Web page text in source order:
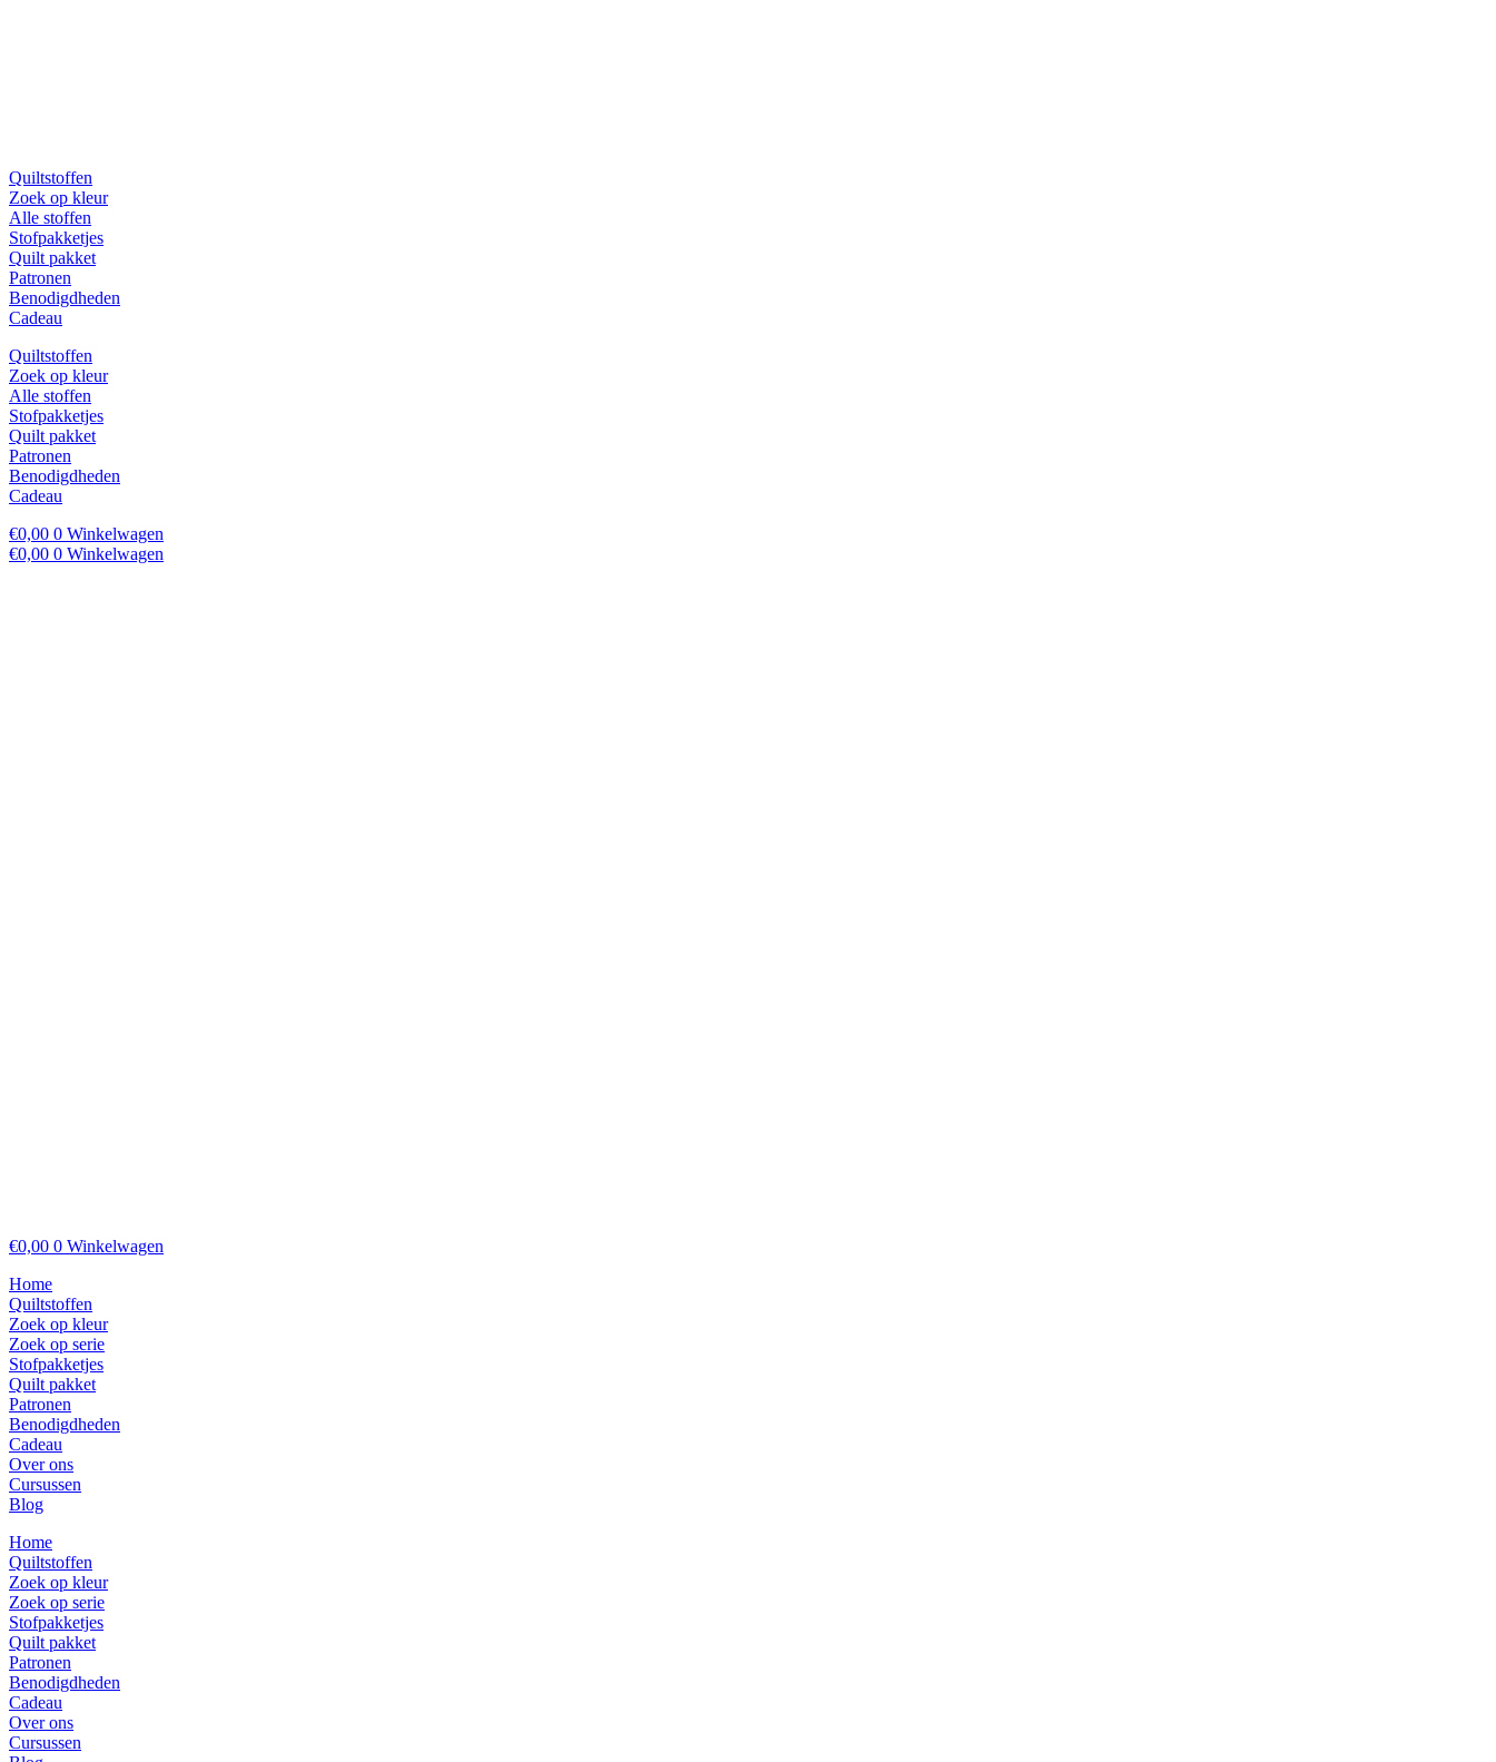
Quiltstoffen
Zoek op kleur
Alle stoffen
Stofpakketjes
Quilt pakket
Patronen
Benodigdheden
Cadeau
Quiltstoffen
Zoek op kleur
Alle stoffen
Stofpakketjes
Quilt pakket
Patronen
Benodigdheden
Cadeau
€0,00 0 Winkelwagen
€0,00 0 Winkelwagen
€0,00 0 Winkelwagen
Home
Quiltstoffen
Zoek op kleur
Zoek op serie
Stofpakketjes
Quilt pakket
Patronen
Benodigdheden
Cadeau
Over ons
Cursussen
Blog
Home
Quiltstoffen
Zoek op kleur
Zoek op serie
Stofpakketjes
Quilt pakket
Patronen
Benodigdheden
Cadeau
Over ons
Cursussen